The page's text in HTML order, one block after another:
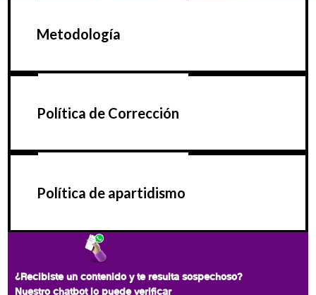
Metodología
Política de Corrección
Política de apartidismo
¿Recibiste un contenido y te resulta sospechoso?
Nuestro chatbot lo puede verificar